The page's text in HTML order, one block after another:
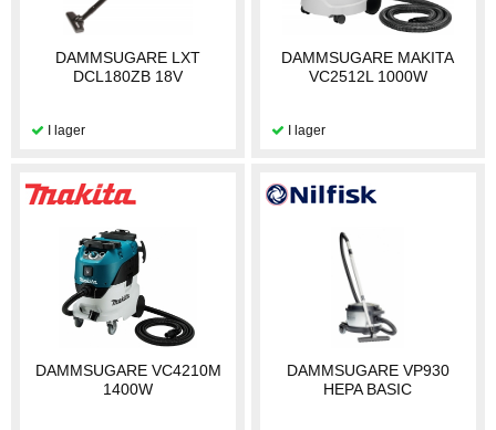
DAMMSUGARE LXT
DCL180ZB 18V
DAMMSUGARE MAKITA
VC2512L 1000W
DAMMSUGARE VC4210M
1400W
DAMMSUGARE VP930
HEPA BASIC